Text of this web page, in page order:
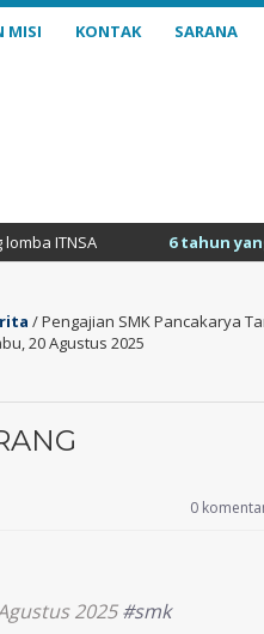
MISI KONTAK SARANA
ITNSA 6 tahun yang
/Pengajian SMK Pancakarya
20 Agustus 2025
0
2025#smk